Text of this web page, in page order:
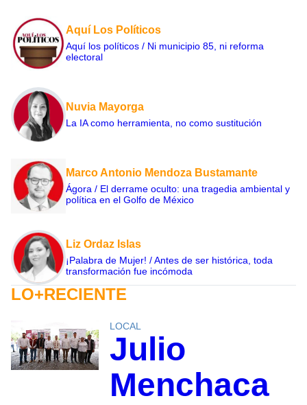
Aquí Los Políticos
Aquí los políticos / Ni municipio 85, ni reforma
electoral
Nuvia Mayorga
La IA como herramienta, no como sustitución
Marco Antonio Mendoza Bustamante
Ágora / El derrame oculto: una tragedia ambiental y
política en el Golfo de México
Liz Ordaz Islas
¡Palabra de Mujer! / Antes de ser histórica, toda
transformación fue incómoda
LO+RECIENTE
LOCAL
Julio
Menchaca